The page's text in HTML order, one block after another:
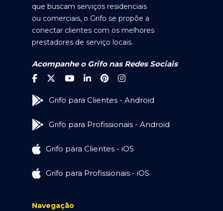
que buscam serviços residenciais
ou comerciais, o Grifo se propõe a
conectar clientes com os melhores
prestadores de serviço locais.
Acompanhe o Grifo nas Redes Sociais
Grifo para Clientes - Android
Grifo para Profissionais - Android
Grifo para Clientes - iOS
Grifo para Profissionais - iOS
Navegação